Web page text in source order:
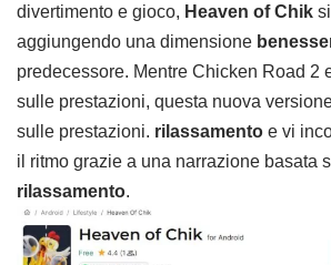
divertimento e gioco, Heaven of Chik
aggiungendo una dimensione
predecessore. Mentre Chicken Road 2
sulle prestazioni, questa nuova
sulle prestazioni. rilassamento e vi
il ritmo grazie a una narrazione basata
rilassamento.